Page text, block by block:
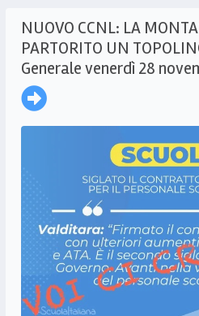
NUOVO CCNL: LA
PARTORITO UN
Generale venerdì 28